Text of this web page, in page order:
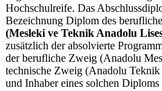
Hochschulreife. Das
Bezeichnung Diplom des
(Mesleki ve Teknik Anadolu
zusätzlich der absolvierte
der berufliche Zweig (Anadolu
technische Zweig (Anadolu Teknik
und Inhaber eines solchen